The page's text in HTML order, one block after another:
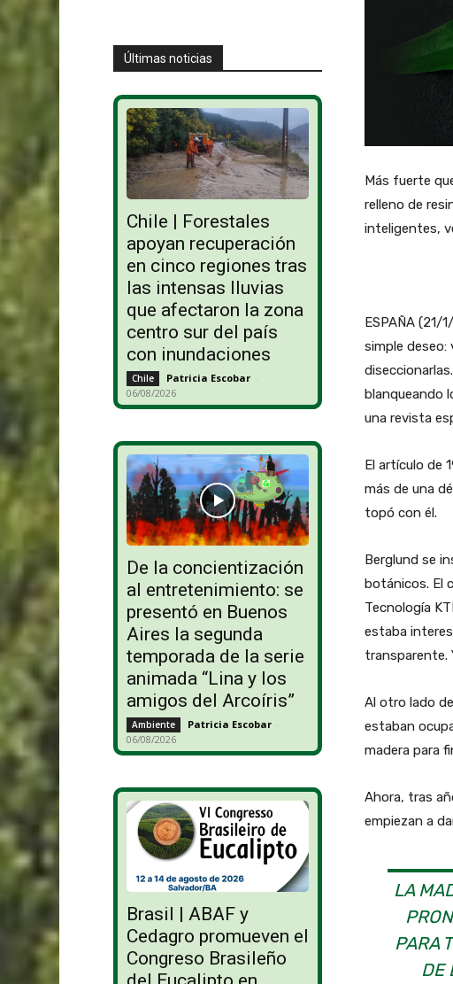
Últimas noticias
Chile | Forestales
apoyan recuperación
en cinco regiones tras
las intensas lluvias
que afectaron la zona
centro sur del país
con inundaciones
Chile Patricia Escobar -
06/08/2026
De la concientización
al entretenimiento: se
presentó en Buenos
Aires la segunda
temporada de la serie
animada “Lina y los
amigos del Arcoíris”
Ambiente Patricia Escobar -
06/08/2026
Brasil | ABAF y
Cedagro promueven el
Congreso Brasileño
Más fuerte
relleno de
inteligentes,
ESPAÑA (21/
simple
diseccionarlas.
blanqueando
una revista
El artículo de
más de una
topó con él.
Berglund se
botánicos. El
Tecnología
estaba
transparente.
Al otro lado
estaban
madera para
Ahora, tras
empiezan a
LA
PARA
DE